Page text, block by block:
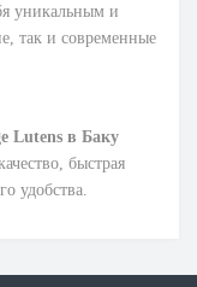
уникальным и
так и современные
Lutens в Баку
быстрая
удобства.